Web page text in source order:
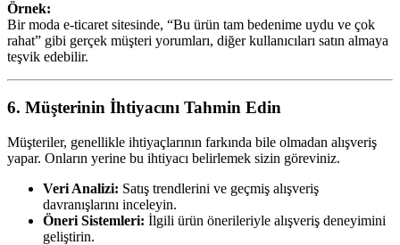
Örnek:
Bir moda e-ticaret sitesinde, “Bu ürün tam bedenime uydu ve çok
rahat” gibi gerçek müşteri yorumları, diğer kullanıcıları satın almaya
teşvik edebilir.
6. Müşterinin İhtiyacını Tahmin Edin
Müşteriler, genellikle ihtiyaçlarının farkında bile olmadan alışveriş
yapar. Onların yerine bu ihtiyacı belirlemek sizin göreviniz.
Veri Analizi: Satış trendlerini ve geçmiş alışveriş
davranışlarını inceleyin.
Öneri Sistemleri: İlgili ürün önerileriyle alışveriş deneyimini
geliştirin.